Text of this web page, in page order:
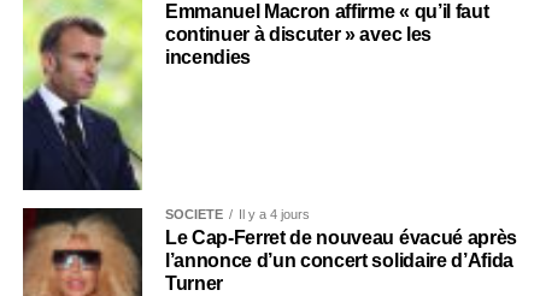
Emmanuel Macron affirme « qu’il faut
continuer à discuter » avec les
incendies
SOCIÉTÉ Il y a 4 jours
Le Cap-Ferret de nouveau évacué après
l’annonce d’un concert solidaire d’Afida
Turner